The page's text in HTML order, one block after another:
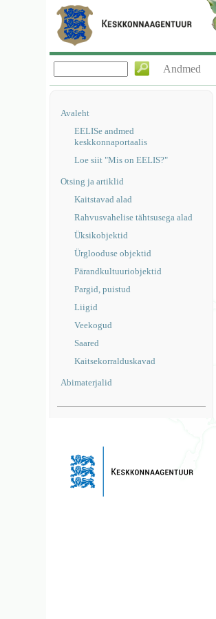
Andmed
Avaleht
EELISe andmed
keskkonnaportaalis
Loe siit "Mis on EELIS?"
Otsing ja artiklid
Kaitstavad alad
Rahvusvahelise tähtsusega alad
Üksikobjektid
Ürglooduse objektid
Pärandkultuuriobjektid
Pargid, puistud
Liigid
Veekogud
Saared
Kaitsekorralduskavad
Abimaterjalid